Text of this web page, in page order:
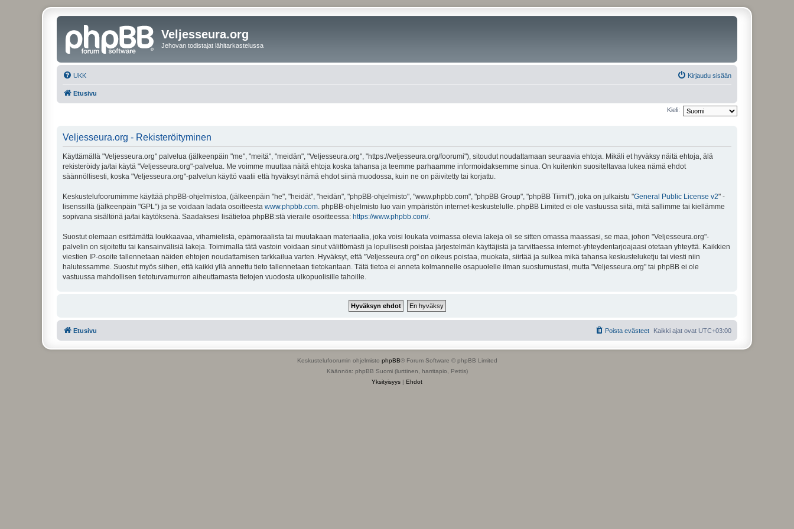
Veljesseura.org
Jehovan todistajat lähitarkastelussa
UKK Kirjaudu sisään
Etusivu
Kieli:
Veljesseura.org - Rekisteröityminen
Käyttämällä "Veljesseura.org" palvelua (jälkeenpäin "me", "meitä", "meidän", "Veljesseura.org", "https://veljesseura.org/foorumi"), sitoudut noudattamaan seuraavia ehtoja. Mikäli et hyväksy näitä ehtoja, älä
rekisteröidy ja/tai käytä "Veljesseura.org"-palvelua. Me voimme muuttaa näitä ehtoja koska tahansa ja teemme parhaamme informoidaksemme sinua. On kuitenkin suositeltavaa lukea nämä ehdot
säännöllisesti, koska "Veljesseura.org"-palvelun käyttö vaatii että hyväksyt nämä ehdot siinä muodossa, kuin ne on päivitetty tai korjattu.
Keskustelufoorumimme käyttää phpBB-ohjelmistoa, (jälkeenpäin "he", "heidät", "heidän", "phpBB-ohjelmisto", "www.phpbb.com", "phpBB Group", "phpBB Tiimit"), joka on julkaistu "General Public License v2" -
lisenssillä (jälkeenpäin "GPL") ja se voidaan ladata osoitteesta www.phpbb.com. phpBB-ohjelmisto luo vain ympäristön internet-keskustelulle. phpBB Limited ei ole vastuussa siitä, mitä sallimme tai kiellämme
sopivana sisältönä ja/tai käytöksenä. Saadaksesi lisätietoa phpBB:stä vieraile osoitteessa: https://www.phpbb.com/.
Suostut olemaan esittämättä loukkaavaa, vihamielistä, epämoraalista tai muutakaan materiaalia, joka voisi loukata voimassa olevia lakeja oli se sitten omassa maassasi, se maa, johon "Veljesseura.org"-
palvelin on sijoitettu tai kansainvälisiä lakeja. Toimimalla tätä vastoin voidaan sinut välittömästi ja lopullisesti poistaa järjestelmän käyttäjistä ja tarvittaessa internet-yhteydentarjoajaasi otetaan yhteyttä. Kaikkien
viestien IP-osoite tallennetaan näiden ehtojen noudattamisen tarkkailua varten. Hyväksyt, että "Veljesseura.org" on oikeus poistaa, muokata, siirtää ja sulkea mikä tahansa keskusteluketju tai viesti niin
halutessamme. Suostut myös siihen, että kaikki yllä annettu tieto tallennetaan tietokantaan. Tätä tietoa ei anneta kolmannelle osapuolelle ilman suostumustasi, mutta "Veljesseura.org" tai phpBB ei ole
vastuussa mahdollisen tietoturvamurron aiheuttamasta tietojen vuodosta ulkopuolisille tahoille.
Etusivu Kaikki ajat ovat UTC+03:00
Poista evästeet
Keskustelufoorumin ohjelmisto phpBB® Forum Software © phpBB Limited
Käännös: phpBB Suomi (lurttinen, harritapio, Pettis)
Yksityisyys | Ehdot